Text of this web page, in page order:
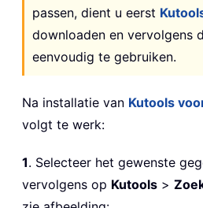
passen, dient u eerst
downloaden en vervolgens
eenvoudig te gebruiken.
Na installatie van Kutools
volgt te werk:
1. Selecteer het gewenste
vervolgens op Kutools >